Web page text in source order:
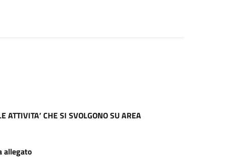
CHE SI SVOLGONO SU AREA
allegato